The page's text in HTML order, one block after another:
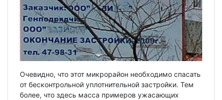
Очевидно, что этот микрорайон необходимо спасать
от бесконтрольной уплотнительной застройки. Тем
более, что здесь масса примеров ужасающих